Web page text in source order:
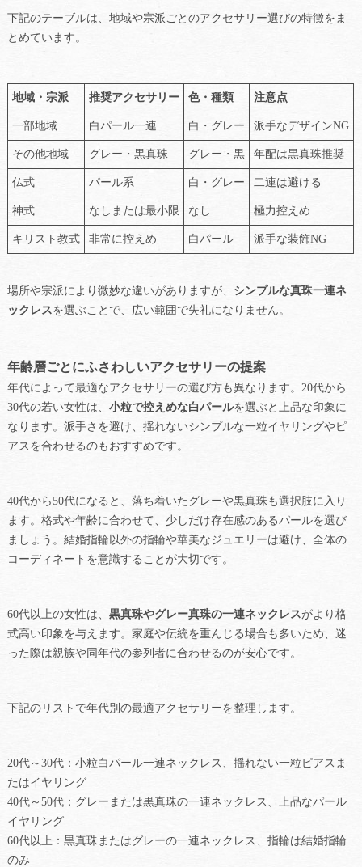
下記のテーブルは、地域や宗派ごとのアクセサリー選びの特徴をま
とめています。
地域・宗派 推奨アクセサリー 色・種類 注意点
一部地域 白パール一連 白・グレー 派手なデザインNG
その他地域 グレー・黒真珠 グレー・黒 年配は黒真珠推奨
仏式 パール系 白・グレー 二連は避ける
神式 なしまたは最小限 なし 極力控えめ
キリスト教式 非常に控えめ 白パール 派手な装飾NG
場所や宗派により微妙な違いがありますが、 シンプルな真珠一連ネ
ックレスを選ぶことで、広い範囲で失礼になりません。
年齢層ごとにふさわしいアクセサリーの提案
年代によって最適なアクセサリーの選び方も異なります。20代から
30代の若い女性は、 小粒で控えめな白パールを選ぶと上品な印象に
なります。派手さを避け、揺れないシンプルな一粒イヤリングやピ
アスを合わせるのもおすすめです。
40代から50代になると、落ち着いたグレーや黒真珠も選択肢に入り
ます。格式や年齢に合わせて、少しだけ存在感のあるパールを選び
ましょう。結婚指輪以外の指輪や華美なジュエリーは避け、全体の
コーディネートを意識することが大切です。
60代以上の女性は、 黒真珠やグレー真珠の一連ネックレスがより格
式高い印象を与えます。家庭や伝統を重んじる場合も多いため、迷
った際は親族や同年代の参列者に合わせるのが安心です。
下記のリストで年代別の最適アクセサリーを整理します。
20代～30代：小粒白パール一連ネックレス、揺れない一粒ピアスま
たはイヤリング
40代～50代：グレーまたは黒真珠の一連ネックレス、上品なパール
イヤリング
60代以上：黒真珠またはグレーの一連ネックレス、指輪は結婚指輪
のみ